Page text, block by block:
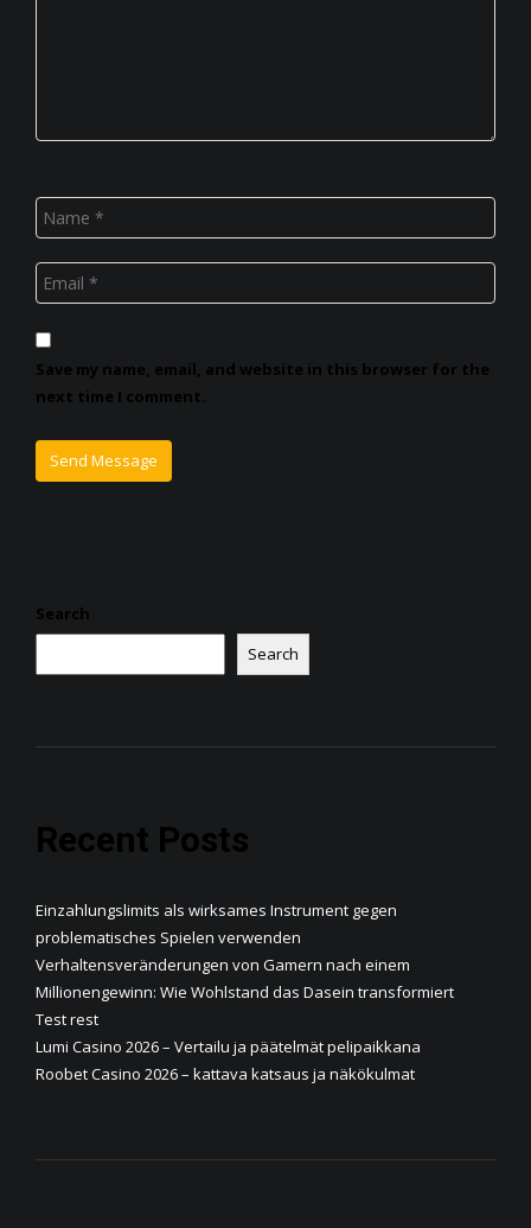
Save my name, email, and website in this browser for the
next time I comment.
Search
Search
Recent Posts
Einzahlungslimits als wirksames Instrument gegen
problematisches Spielen verwenden
Verhaltensveränderungen von Gamern nach einem
Millionengewinn: Wie Wohlstand das Dasein transformiert
Test rest
Lumi Casino 2026 – Vertailu ja päätelmät pelipaikkana
Roobet Casino 2026 – kattava katsaus ja näkökulmat